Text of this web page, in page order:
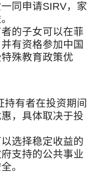
同申请SIRV，家
的子女可以在菲
有资格参加中国
殊教育政策优
持有者在投资期间
，具体取决于投
选择稳定收益的
支持的公共事业
。